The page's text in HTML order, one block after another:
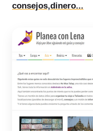
consejos,dinero...